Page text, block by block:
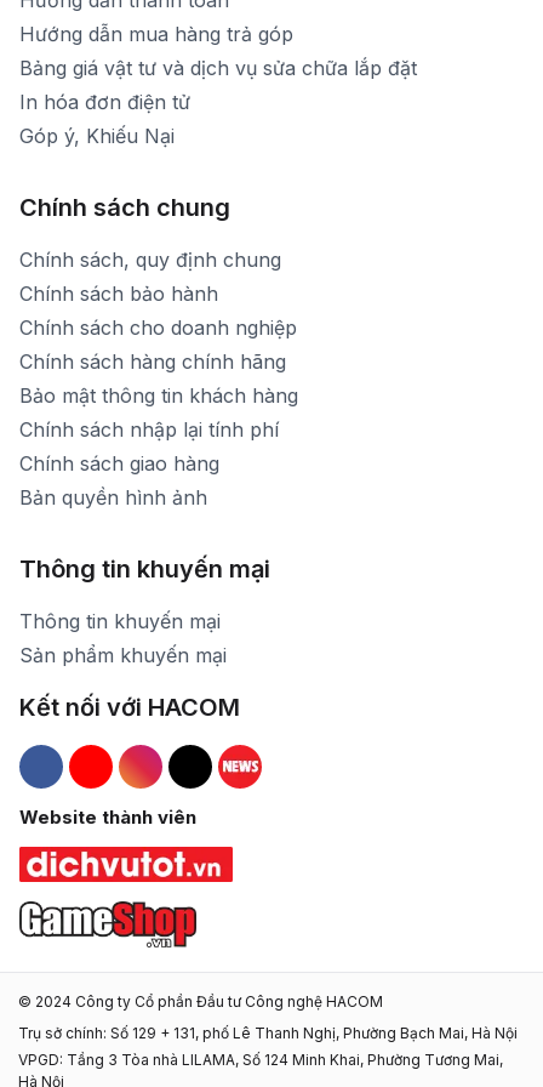
Hướng dẫn mua hàng trả góp
Bảng giá vật tư và dịch vụ sửa chữa lắp đặt
In hóa đơn điện tử
Góp ý, Khiếu Nại
Chính sách chung
Chính sách, quy định chung
Chính sách bảo hành
Chính sách cho doanh nghiệp
Chính sách hàng chính hãng
Bảo mật thông tin khách hàng
Chính sách nhập lại tính phí
Chính sách giao hàng
Bản quyền hình ảnh
Thông tin khuyến mại
Thông tin khuyến mại
Sản phẩm khuyến mại
Kết nối với HACOM
Hacom Facebook
Hacom YouTube
Hacom Instagram
Hacom TikTok
Website thành viên
© 2024 Công ty Cổ phần Đầu tư Công nghệ HACOM
Trụ sở chính: Số 129 + 131, phố Lê Thanh Nghị, Phường Bạch Mai, Hà Nội
VPGD: Tầng 3 Tòa nhà LILAMA, Số 124 Minh Khai, Phường Tương Mai,
Hà Nội